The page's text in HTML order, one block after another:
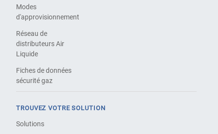
Modes
d'approvisionnement
Réseau de
distributeurs Air
Liquide
Fiches de données
sécurité gaz
TROUVEZ VOTRE SOLUTION
Solutions